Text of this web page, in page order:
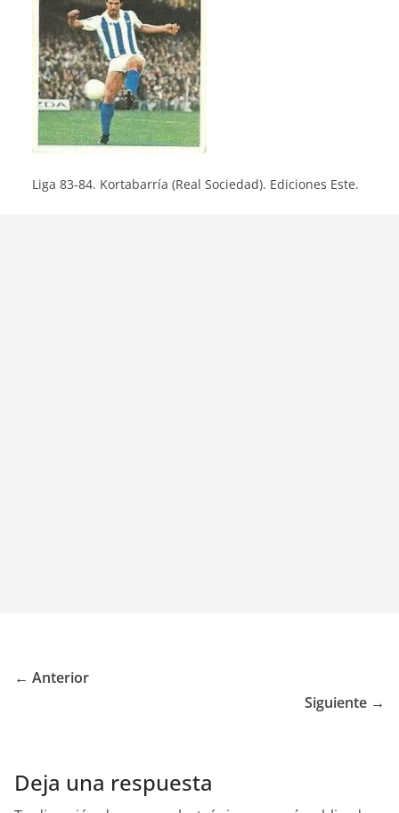
Liga 83-84. Kortabarría (Real Sociedad). Ediciones Este.
← Anterior
Siguiente →
Deja una respuesta